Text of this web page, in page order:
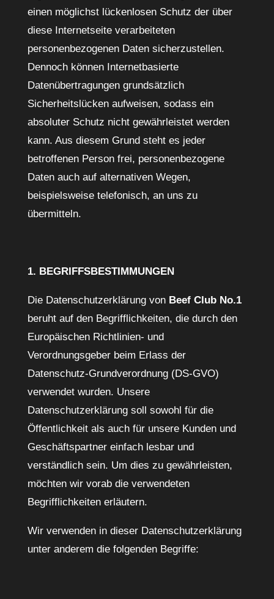
einen möglichst lückenlosen Schutz der über
diese Internetseite verarbeiteten
personenbezogenen Daten sicherzustellen.
Dennoch können Internetbasierte
Datenübertragungen grundsätzlich
Sicherheitslücken aufweisen, sodass ein
absoluter Schutz nicht gewährleistet werden
kann. Aus diesem Grund steht es jeder
betroffenen Person frei, personenbezogene
Daten auch auf alternativen Wegen,
beispielsweise telefonisch, an uns zu
übermitteln.
1. BEGRIFFSBESTIMMUNGEN
Die Datenschutzerklärung von Beef Club No.1
beruht auf den Begrifflichkeiten, die durch den
Europäischen Richtlinien- und
Verordnungsgeber beim Erlass der
Datenschutz-Grundverordnung (DS-GVO)
verwendet wurden. Unsere
Datenschutzerklärung soll sowohl für die
Öffentlichkeit als auch für unsere Kunden und
Geschäftspartner einfach lesbar und
verständlich sein. Um dies zu gewährleisten,
möchten wir vorab die verwendeten
Begrifflichkeiten erläutern.
Wir verwenden in dieser Datenschutzerklärung
unter anderem die folgenden Begriffe: